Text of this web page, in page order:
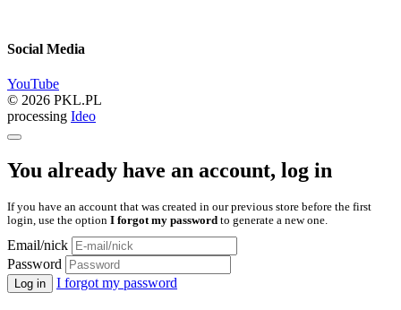
Social Media
YouTube
© 2026 PKL.PL
processing Ideo
You already have an account, log in
If you have an account that was created in our previous store before the first
login, use the option I forgot my password to generate a new one.
Email/nick
Password
Log in I forgot my password